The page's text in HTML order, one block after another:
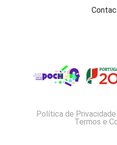
Política de Privacidade
Termos e